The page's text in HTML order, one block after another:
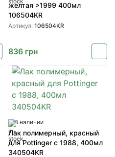
желтая >1999 400мл
106504KR
Артикул: 106504KR
836 грн
В наличии
Лак полимерный, красный
для Pottinger с 1988, 400мл
340504KR